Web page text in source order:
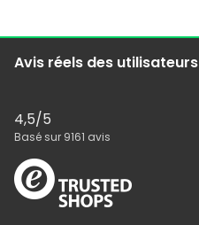
Avis réels des utilisateurs
4,5/5
Basé sur 9161 avis